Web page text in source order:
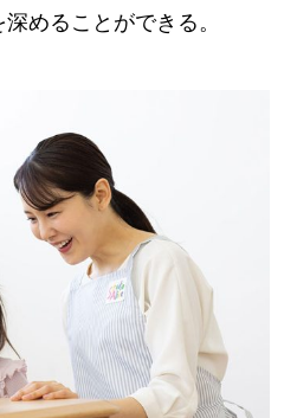
めることができる。